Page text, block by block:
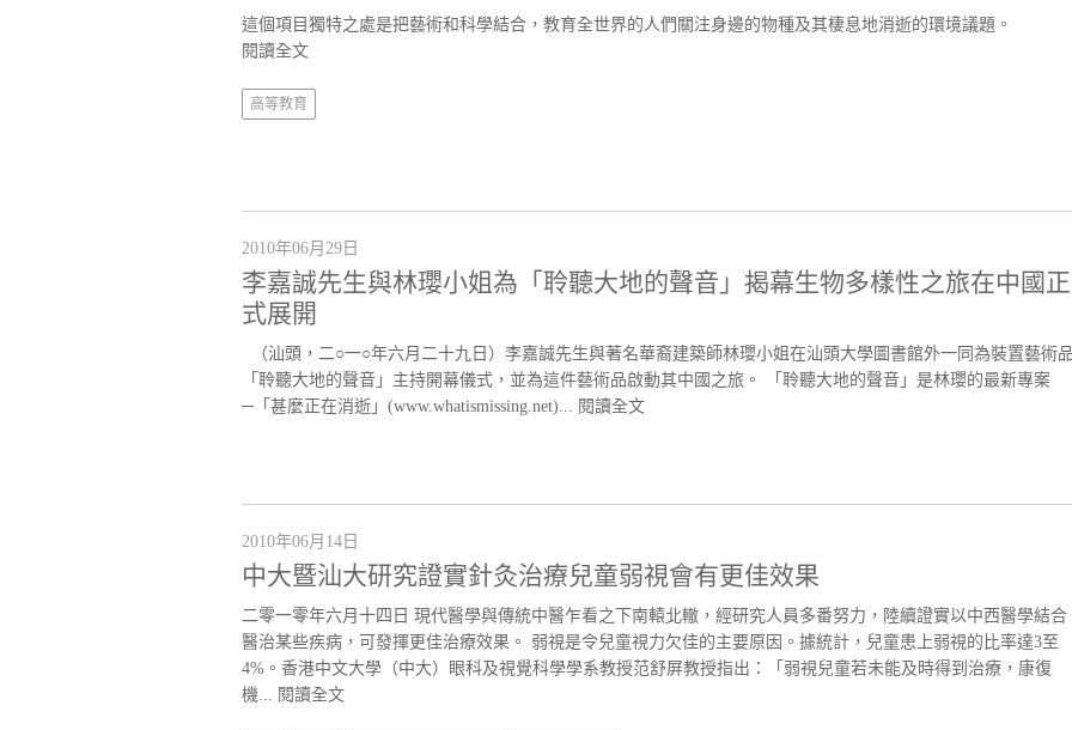
這個項目獨特之處是把藝術和科學結合，教育全世界的人們關注身邊的物種及其棲息地消逝的環境議題。
閱讀全文
高等教育
2010年06月29日
李嘉誠先生與林瓔小姐為「聆聽大地的聲音」揭幕生物多樣性之旅在中國正
式展開
（汕頭，二○一○年六月二十九日）李嘉誠先生與著名華裔建築師林瓔小姐在汕頭大學圖書館外一同為裝置藝術
「聆聽大地的聲音」主持開幕儀式，並為這件藝術品啟動其中國之旅。 「聆聽大地的聲音」是林瓔的最新專案
─「甚麼正在消逝」(www.whatismissing.net)... 閱讀全文
2010年06月14日
中大暨汕大研究證實針灸治療兒童弱視會有更佳效果
二零一零年六月十四日 現代醫學與傳統中醫乍看之下南轅北轍，經研究人員多番努力，陸續證實以中西醫學結合
醫治某些疾病，可發揮更佳治療效果。 弱視是令兒童視力欠佳的主要原因。據統計，兒童患上弱視的比率達3至
4%。香港中文大學（中大）眼科及視覺科學學系教授范舒屏教授指出：「弱視兒童若未能及時得到治療，康復
機... 閱讀全文